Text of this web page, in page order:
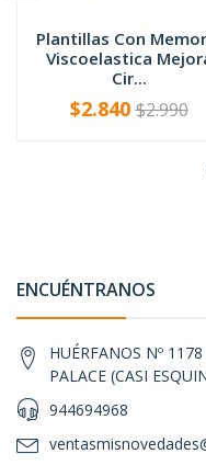
Plantillas Con
Viscoelastica
Cir...
+
$2.840$2.990
ENCUÉNTRANOS
HUÉRFANOS Nº
PALACE (CASI
944694968